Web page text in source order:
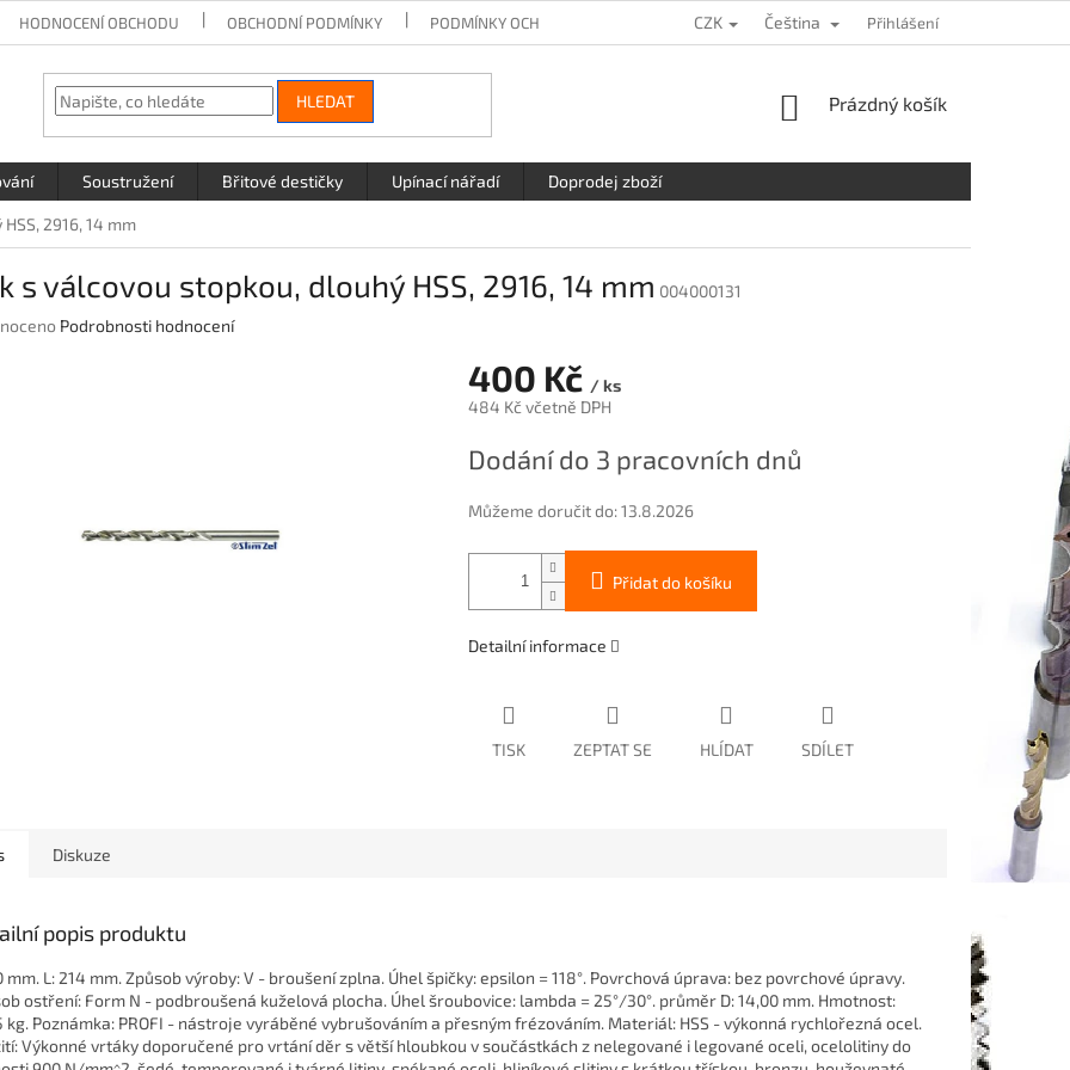
HODNOCENÍ OBCHODU OBCHODNÍ PODMÍNKY PODMÍNKY OCHRANY OSOBNÍCH ÚDAJŮ KDE NÁS NAJDETE NAPIŠTE NÁM
CZK Čeština Přihlášení
HLEDAT
NÁKUPNÍ
Prázdný košík
Soustružení Břitové destičky Upínací nářadí Doprodej zboží
2916, 14 mm
s válcovou stopkou, dlouhý HSS, 2916, 14 mm 004000131
Podrobnosti hodnocení
400 Kč / ks
484 Kč včetně DPH
cena:
Dodání do 3 pracovních dnů
Můžeme doručit do: 13.8.2026
Přidat do košíku
Detailní informace
TISK ZEPTAT SE HLÍDAT SDÍLET
Diskuze
popis produktu
mm. L: 214 mm. Způsob výroby: V - broušení zplna. Úhel špičky: epsilon = 118°. Povrchová úprava: bez povrchové úpravy.
ostření: Form N - podbroušená kuželová plocha. Úhel šroubovice: lambda = 25°/30°. průměr D: 14,00 mm. Hmotnost:
kg. Poznámka: PROFI - nástroje vyráběné vybrušováním a přesným frézováním. Materiál: HSS - výkonná rychlořezná ocel.
Výkonné vrtáky doporučené pro vrtání děr s větší hloubkou v součástkách z nelegované i legované oceli, ocelolitiny do